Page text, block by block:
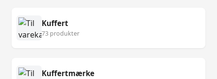
Kuffert
73 produkter
Kuffertmærke